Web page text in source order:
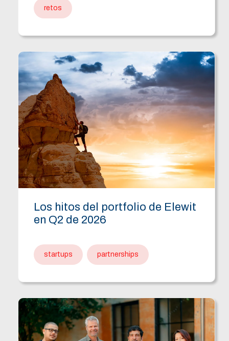
retos
Los hitos del portfolio de Elewit
en Q2 de 2026
startups partnerships